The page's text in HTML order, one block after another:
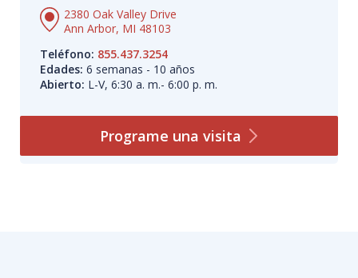
2380 Oak Valley Drive
Ann Arbor, MI 48103
Teléfono: 855.437.3254
Edades: 6 semanas - 10 años
Abierto: L-V, 6:30 a. m.- 6:00 p. m.
Programe una visita